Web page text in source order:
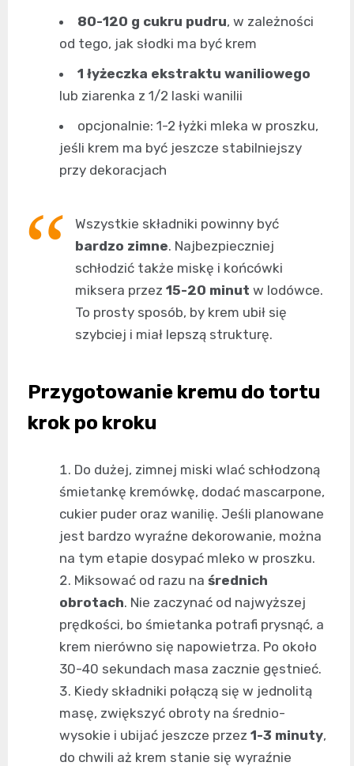
80-120 g cukru pudru, w zależności
od tego, jak słodki ma być krem
1 łyżeczka ekstraktu waniliowego
lub ziarenka z 1/2 laski wanilii
opcjonalnie: 1-2 łyżki mleka w proszku,
jeśli krem ma być jeszcze stabilniejszy
przy dekoracjach
Wszystkie składniki powinny być
bardzo zimne. Najbezpieczniej
schłodzić także miskę i końcówki
miksera przez 15-20 minut w lodówce.
To prosty sposób, by krem ubił się
szybciej i miał lepszą strukturę.
Przygotowanie kremu do tortu
krok po kroku
Do dużej, zimnej miski wlać schłodzoną
śmietankę kremówkę, dodać mascarpone,
cukier puder oraz wanilię. Jeśli planowane
jest bardzo wyraźne dekorowanie, można
na tym etapie dosypać mleko w proszku.
Miksować od razu na średnich
obrotach. Nie zaczynać od najwyższej
prędkości, bo śmietanka potrafi prysnąć, a
krem nierówno się napowietrza. Po około
30-40 sekundach masa zacznie gęstnieć.
Kiedy składniki połączą się w jednolitą
masę, zwiększyć obroty na średnio-
wysokie i ubijać jeszcze przez 1-3 minuty,
do chwili aż krem stanie się wyraźnie